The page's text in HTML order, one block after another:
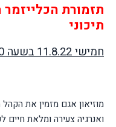
תזמורת
תיכוני
חמישי 11.8.22 בשעה 20:30
מוזיאון אגם מזמין את
ואנרגיה צעירה ומלאת חיים